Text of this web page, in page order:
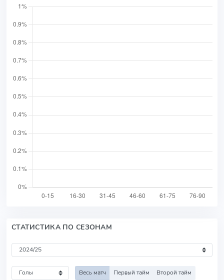
СТАТИСТИКА ПО СЕЗОНАМ
Весь матч Первый тайм Второй тайм